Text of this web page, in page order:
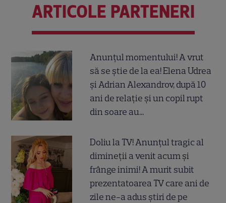
ARTICOLE PARTENERI
Anunțul momentului! A vrut
să se știe de la ea! Elena Udrea
și Adrian Alexandrov, după 10
ani de relație și un copil rupt
din soare au...
Doliu la TV! Anunțul tragic al
dimineții a venit acum și
frânge inimi! A murit subit
prezentatoarea TV care ani de
zile ne-a adus știri de pe